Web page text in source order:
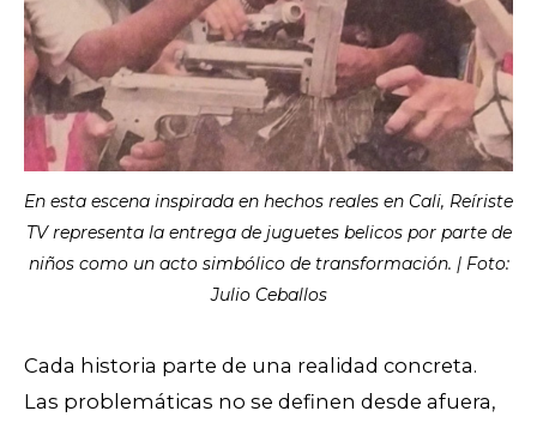
En esta escena inspirada en hechos reales en Cali, Reíriste
TV representa la entrega de juguetes belicos por parte de
niños como un acto simbólico de transformación. | Foto:
Julio Ceballos
Cada historia parte de una realidad concreta.
Las problemáticas no se definen desde afuera,